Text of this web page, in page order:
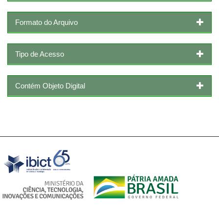
Formato do Arquivo
Tipo de Acesso
Contém Objeto Digital